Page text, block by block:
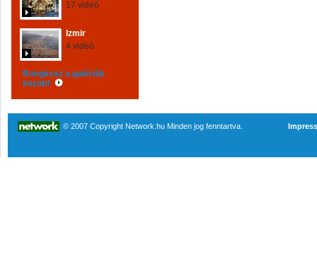
17 videó
Izmir
4 videó
Böngéssz a galériák
között!
© 2007 Copyright Network.hu Minden jog fenntartva.